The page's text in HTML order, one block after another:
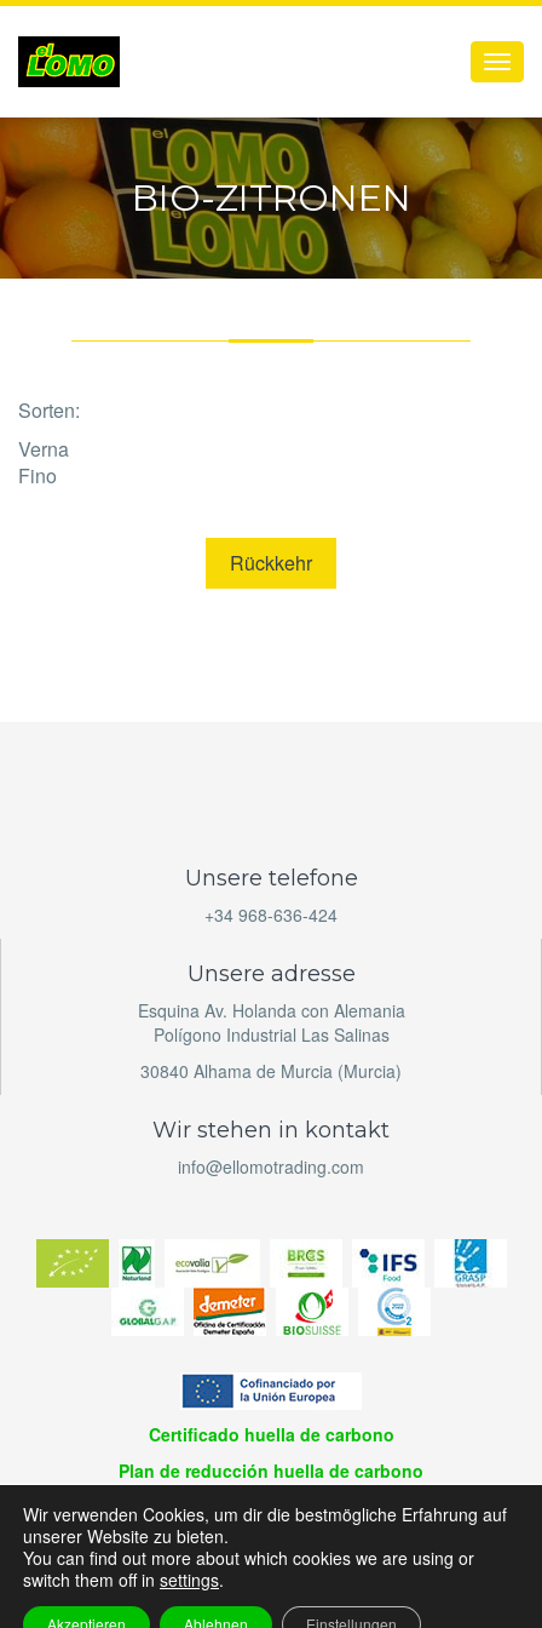
Menú
BIO-ZITRONEN
Sorten:
Verna
Fino
Rückkehr
Unsere telefone
+34 968-636-424
Unsere adresse
Esquina Av. Holanda con Alemania
Polígono Industrial Las Salinas
30840 Alhama de Murcia (Murcia)
Wir stehen in kontakt
info@ellomotrading.com
Certificado huella de carbono
Plan de reducción huella de carbono
© 2026 El Lomo Trading / Design und entwicklung | Planaweb
Aviso Legal
Política de privacidad
Política de cookies
Wir verwenden Cookies, um dir die bestmögliche Erfahrung auf
unserer Website zu bieten.
You can find out more about which cookies we are using or
switch them off in settings.
Akzeptieren Ablehnen Einstellungen